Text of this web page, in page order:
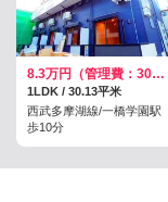
8.3万円（管理費：3000円）
1LDK / 30.13平米
西武多摩湖線/一橋学園駅
歩10分